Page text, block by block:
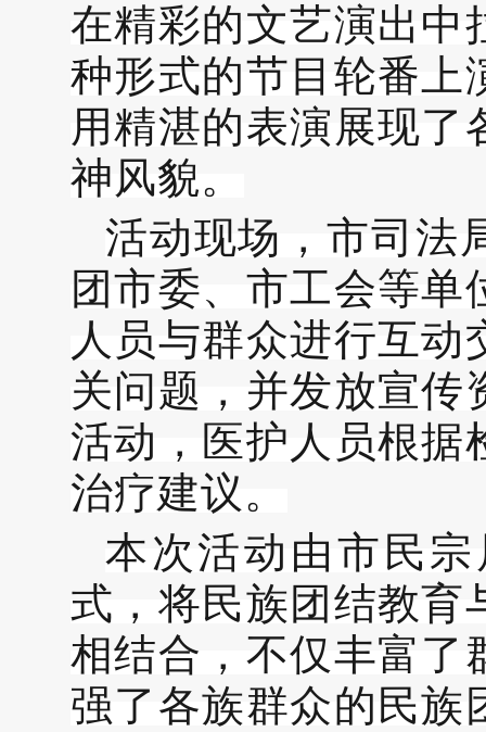
在精彩的文艺演出中
种形式的节目轮番上
用精湛的表演展现了
神风貌。
活动现场，市司法
团市委、市工会等
人员与群众进行互
关问题，并发放宣传
活动，医护人员根据
治疗建议。
本次活动由市民
式，将民族团结教育
相结合，不仅丰富了
强了各族群众的民族